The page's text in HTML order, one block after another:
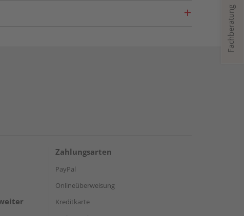
Fachberatung
Zahlungsarten
PayPal
Onlineüberweisung
Kreditkarte